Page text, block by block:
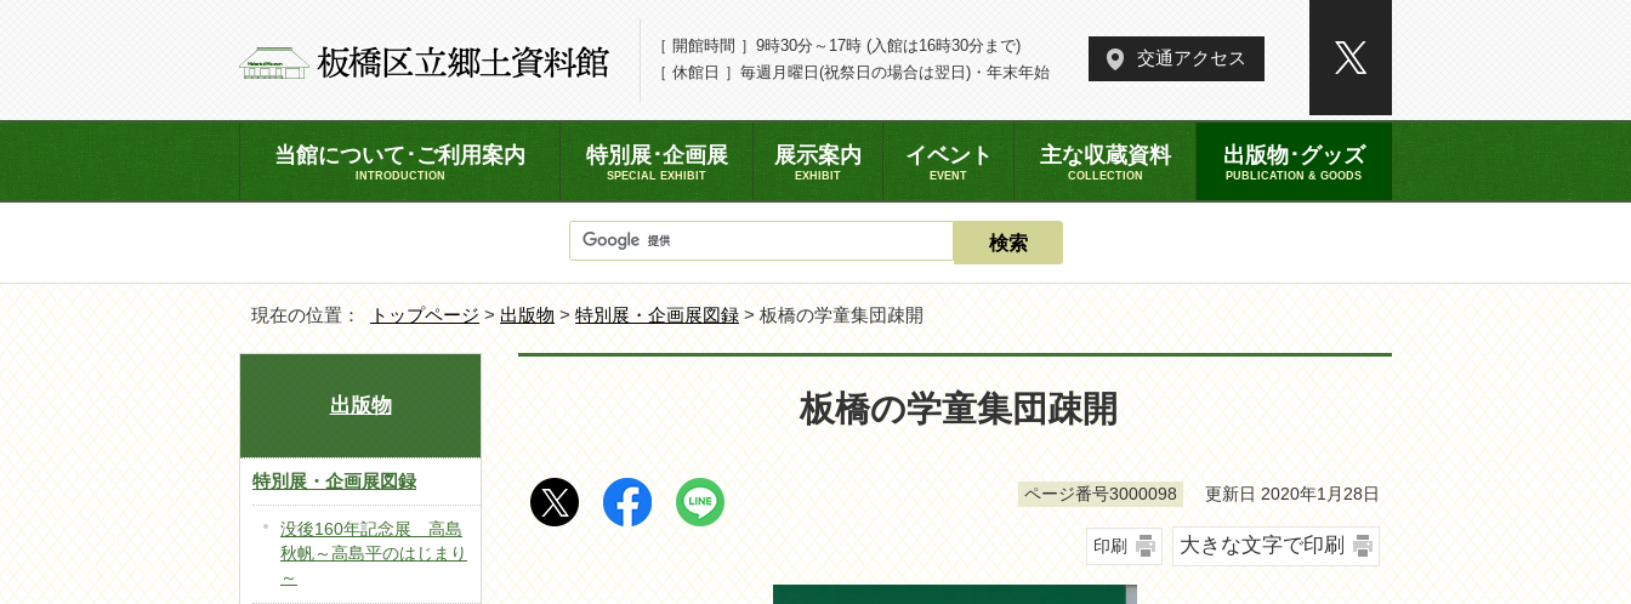
［ 開館時間 ］9時30分～17時 (入館は16時30分まで)
［ 休館日 ］毎週月曜日(祝祭日の場合は翌日)・年末年始
交通アクセス
当館について･ご利用案内
INTRODUCTION
特別展･企画展
SPECIAL EXHIBIT
展示案内
EXHIBIT
イベント
EVENT
主な収蔵資料
COLLECTION
出版物･グッズ
PUBLICATION & GOODS
現在の位置： トップページ > 出版物 > 特別展・企画展図録 > 板橋の学童集団疎開
板橋の学童集団疎開
ページ番号3000098 更新日 2020年1月28日
印刷 大きな文字で印刷
出版物
特別展・企画展図録
没後160年記念展 高島
秋帆～高島平のはじまり
～